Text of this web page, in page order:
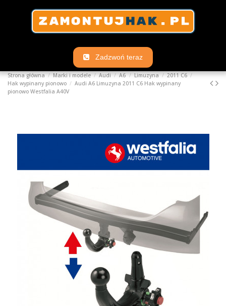
Zadzwoń teraz
Strona główna Marki i modele Audi A6 Limuzyna
2011 C6
Hak wypinany pionowo
Audi A6 Limuzyna 2011 C6 Hak wypinany
pionowo Westfalia A40V